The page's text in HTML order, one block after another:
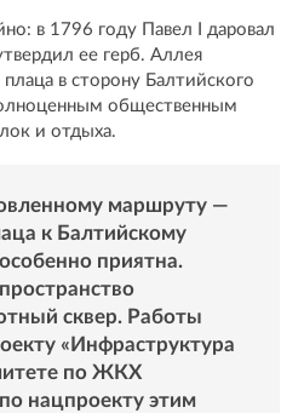
в 1796 году Павел I даровал
ее герб. Аллея
в сторону Балтийского
общественным
и отдыха.
маршруту —
к Балтийскому
приятна.
сквер. Работы
«Инфраструктура
по ЖКХ
нацпроекту этим